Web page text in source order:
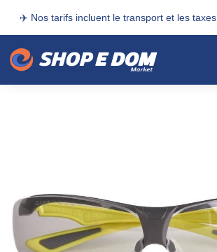
✈️ Nos tarifs incluent le transport et les taxes.